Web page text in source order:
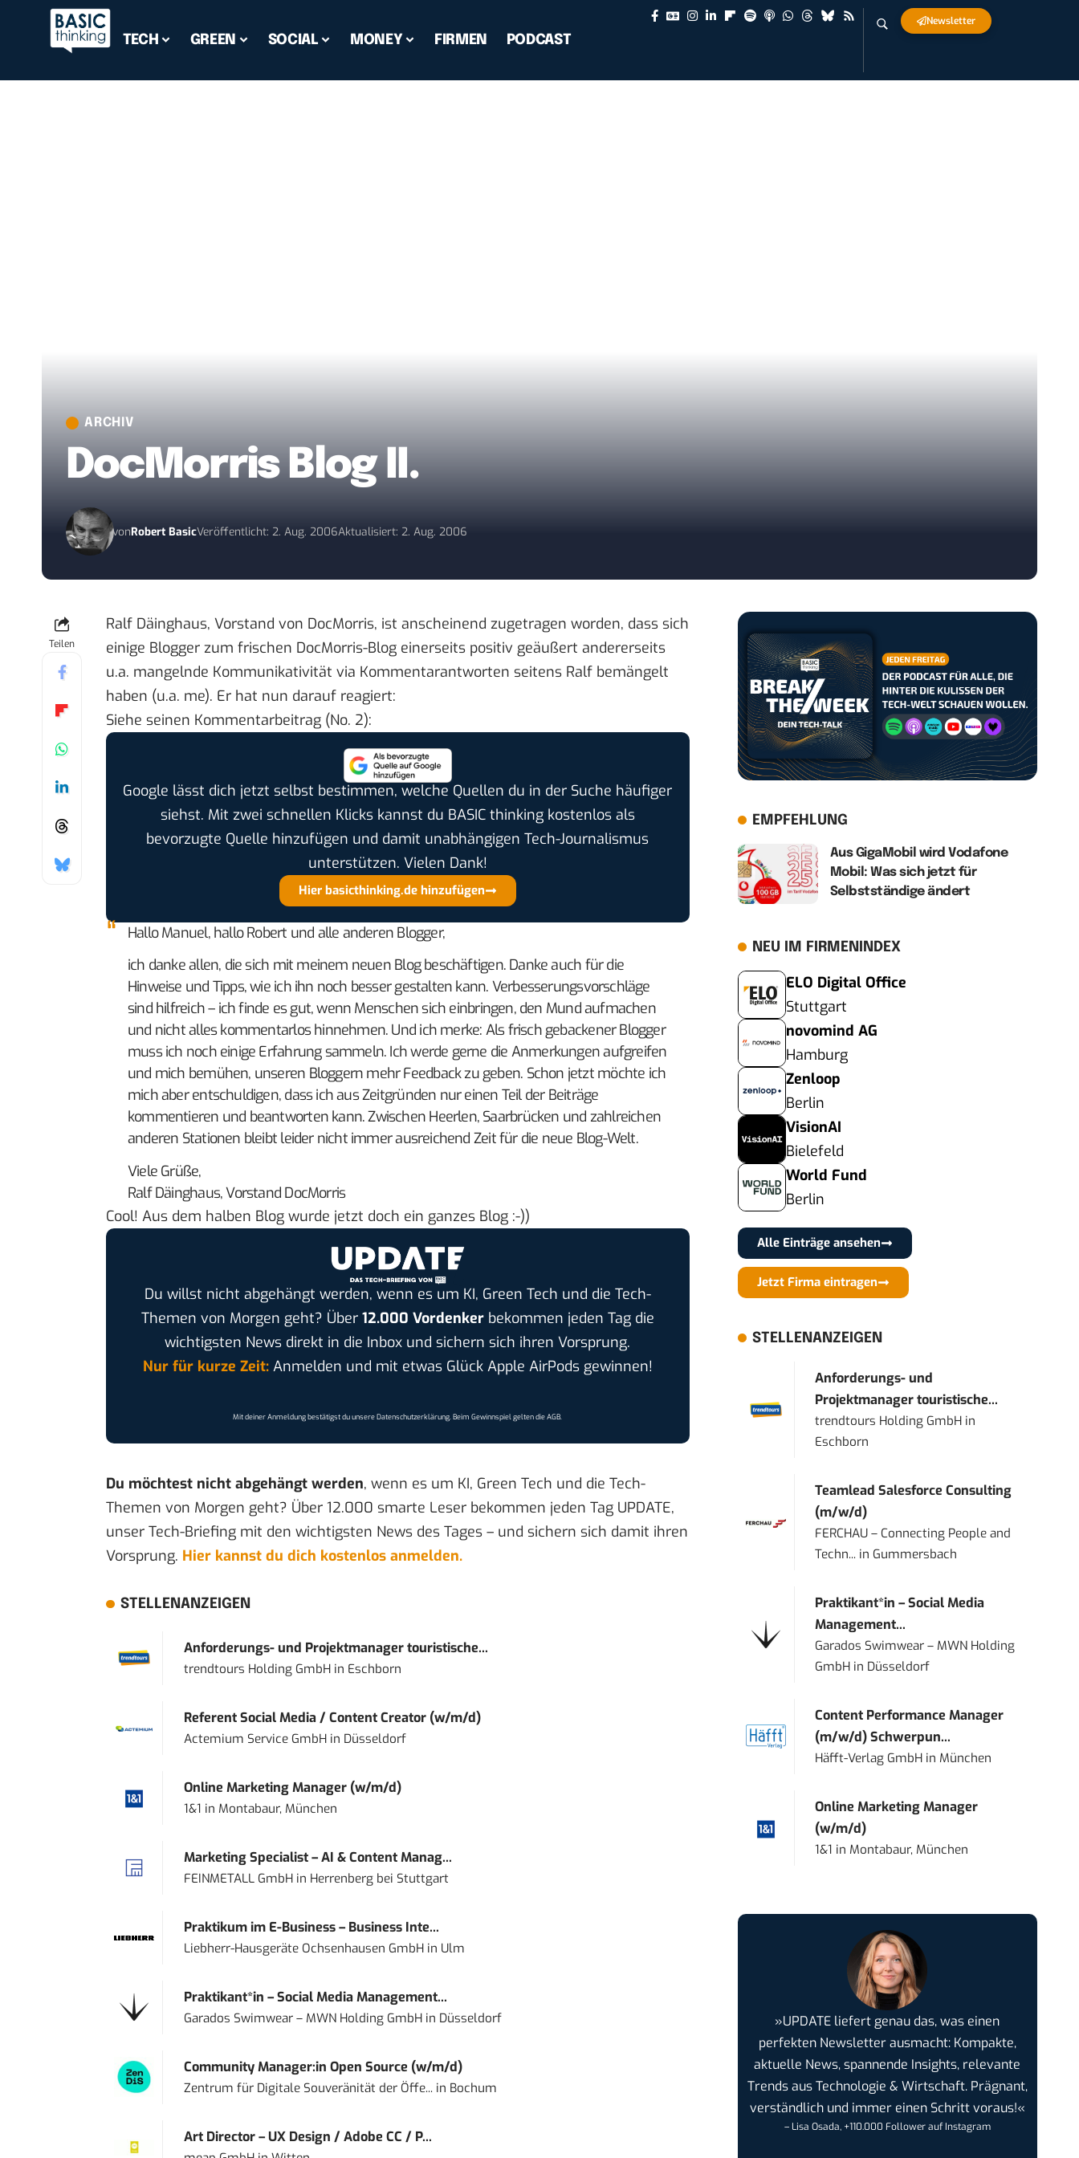
TECH GREEN SOCIAL MONEY FIRMEN PODCAST
Newsletter
ARCHIV
DocMorris Blog II.
vonRobert BasicVeröffentlicht: 2. Aug. 2006Aktualisiert: 2. Aug. 2006
Teilen
Ralf Däinghaus, Vorstand von DocMorris, ist anscheinend zugetragen worden, dass sich
einige Blogger zum frischen DocMorris-Blog einerseits positiv geäußert andererseits
u.a. mangelnde Kommunikativität via Kommentarantworten seitens Ralf bemängelt
haben (u.a. me). Er hat nun darauf reagiert:
Siehe seinen Kommentarbeitrag (No. 2):
Google lässt dich jetzt selbst bestimmen, welche Quellen du in der Suche häufiger
siehst. Mit zwei schnellen Klicks kannst du BASIC thinking kostenlos als
bevorzugte Quelle hinzufügen und damit unabhängigen Tech-Journalismus
unterstützen. Vielen Dank!
Hier basicthinking.de hinzufügen
Hallo Manuel, hallo Robert und alle anderen Blogger,
ich danke allen, die sich mit meinem neuen Blog beschäftigen. Danke auch für die
Hinweise und Tipps, wie ich ihn noch besser gestalten kann. Verbesserungsvorschläge
sind hilfreich – ich finde es gut, wenn Menschen sich einbringen, den Mund aufmachen
und nicht alles kommentarlos hinnehmen. Und ich merke: Als frisch gebackener Blogger
muss ich noch einige Erfahrung sammeln. Ich werde gerne die Anmerkungen aufgreifen
und mich bemühen, unseren Bloggern mehr Feedback zu geben. Schon jetzt möchte ich
mich aber entschuldigen, dass ich aus Zeitgründen nur einen Teil der Beiträge
kommentieren und beantworten kann. Zwischen Heerlen, Saarbrücken und zahlreichen
anderen Stationen bleibt leider nicht immer ausreichend Zeit für die neue Blog-Welt.
Viele Grüße,
Ralf Däinghaus, Vorstand DocMorris
Cool! Aus dem halben Blog wurde jetzt doch ein ganzes Blog :-))
Du willst nicht abgehängt werden, wenn es um KI, Green Tech und die Tech-
Themen von Morgen geht? Über 12.000 Vordenkerbekommen jeden Tag die
wichtigsten News direkt in die Inbox und sichern sich ihren Vorsprung.
Nur für kurze Zeit:Anmelden und mit etwas Glück Apple AirPods gewinnen!
Mit deiner Anmeldung bestätigst du unsereDatenschutzerklärung. Beim Gewinnspiel gelten dieAGB.
Du möchtest nicht abgehängt werden, wenn es um KI, Green Tech und die Tech-
Themen von Morgen geht? Über 12.000 smarte Leser bekommen jeden Tag UPDATE,
unser Tech-Briefing mit den wichtigsten News des Tages – und sichern sich damit ihren
Vorsprung. Hier kannst du dich kostenlos anmelden.
STELLENANZEIGEN
Anforderungs- und Projektmanager touristische...
trendtours Holding GmbHin Eschborn
Referent Social Media / Content Creator (w/m/d)
Actemium Service GmbHin Düsseldorf
Online Marketing Manager (w/m/d)
1&1 in Montabaur, München
Marketing Specialist – AI & Content Manag...
FEINMETALL GmbHin Herrenberg bei Stuttgart
Praktikum im E-Business – Business Inte...
Liebherr-Hausgeräte Ochsenhausen GmbHin Ulm
Praktikant*in – Social Media Management...
Garados Swimwear – MWN Holding GmbHin Düsseldorf
Community Manager:in Open Source (w/m/d)
Zentrum für Digitale Souveränität der Öffe...in Bochum
Art Director – UX Design / Adobe CC / P...
EMPFEHLUNG
Aus GigaMobil wird Vodafone
Mobil: Was sich jetzt für
Selbstständige ändert
NEU IM FIRMENINDEX
ELO Digital Office
Stuttgart
novomind AG
Hamburg
Zenloop
Berlin
VisionAI
Bielefeld
World Fund
Berlin
Alle Einträge ansehen
Jetzt Firma eintragen
STELLENANZEIGEN
Anforderungs- und
Projektmanager touristische...
trendtours Holding GmbH in
Eschborn
Teamlead Salesforce Consulting
(m/w/d)
FERCHAU – Connecting People and
Techn... in Gummersbach
Praktikant*in – Social Media
Management...
Garados Swimwear – MWN Holding
GmbH in Düsseldorf
Content Performance Manager
(m/w/d) Schwerpun...
Häfft-Verlag GmbH in München
Online Marketing Manager
(w/m/d)
1&1 in Montabaur, München
»UPDATE liefert genau das, was einen
perfekten Newsletter ausmacht: Kompakte,
aktuelle News, spannende Insights, relevante
Trends aus Technologie & Wirtschaft. Prägnant,
verständlich und immer einen Schritt voraus!«
– Lisa Osada, +110.000 Follower auf Instagram